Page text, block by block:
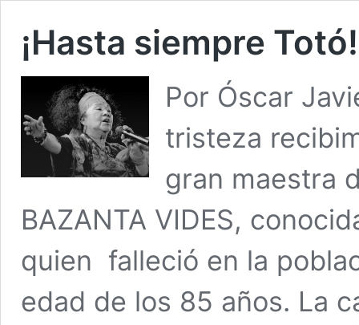
¡Hasta
Por Óscar
tristeza
gran maestra
BAZANTA VIDES,
quien falleció en la
edad de los 85 años. La